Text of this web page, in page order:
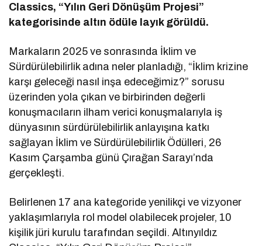
Classics, “Yılın Geri Dönüşüm Projesi”
kategorisinde altın ödüle layık görüldü.
Markaların 2025 ve sonrasında İklim ve
Sürdürülebilirlik adına neler planladığı, “İklim krizine
karşı geleceği nasıl inşa edeceğimiz?” sorusu
üzerinden yola çıkan ve birbirinden değerli
konuşmacıların ilham verici konuşmalarıyla iş
dünyasının sürdürülebilirlik anlayışına katkı
sağlayan İklim ve Sürdürülebilirlik Ödülleri, 26
Kasım Çarşamba günü Çırağan Sarayı’nda
gerçekleşti.
Belirlenen 17 ana kategoride yenilikçi ve vizyoner
yaklaşımlarıyla rol model olabilecek projeler, 10
kişilik jüri kurulu tarafından seçildi. Altınyıldız